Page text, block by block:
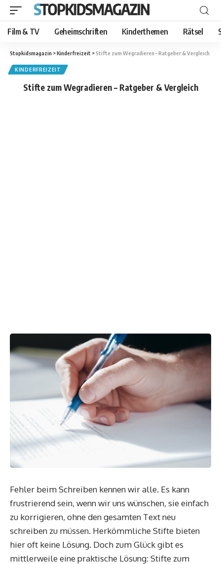
Film & TV Geheimschriften Kinderthemen Rätsel
Stopkidsmagazin >Kinderfreizeit >Stifte zum Wegradieren – Ratgeber & Vergleich
KINDERFREIZEIT
Stifte zum Wegradieren – Ratgeber & Vergleich
Fehler beim Schreiben kennen wir alle. Es kann
frustrierend sein, wenn wir uns wünschen, sie einfach
zu korrigieren, ohne den gesamten Text neu
schreiben zu müssen. Herkömmliche Stifte bieten
hier oft keine Lösung. Doch zum Glück gibt es
mittlerweile eine praktische Lösung: Stifte zum